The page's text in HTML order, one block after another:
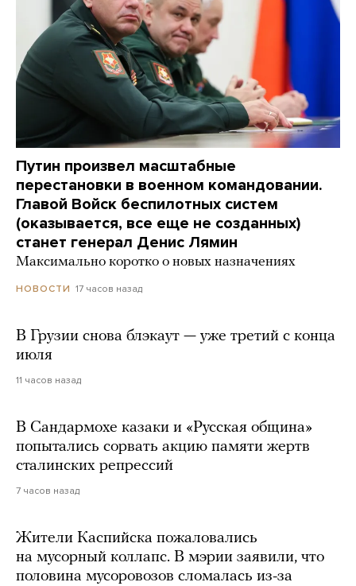
Путин произвел масштабные
перестановки в военном командовании.
Главой Войск беспилотных систем
(оказывается, все еще не созданных)
станет генерал Денис Лямин
Максимально коротко о новых назначениях
НОВОСТИ 17 часов назад
В Грузии снова блэкаут — уже третий с конца
июля
11 часов назад
В Сандармохе казаки и «Русская община»
попытались сорвать акцию памяти жертв
сталинских репрессий
7 часов назад
Жители Каспийска пожаловались
на мусорный коллапс. В мэрии заявили, что
половина мусоровозов сломалась из-за